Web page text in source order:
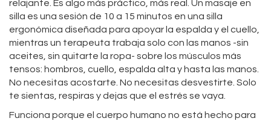
relajante. Es algo más práctico, más real. Un masaje en
silla es una sesión de 10 a 15 minutos en una silla
ergonómica diseñada para apoyar la espalda y el cuello,
mientras un terapeuta trabaja solo con las manos -sin
aceites, sin quitarte la ropa- sobre los músculos más
tensos: hombros, cuello, espalda alta y hasta las manos.
No necesitas acostarte. No necesitas desvestirte. Solo
te sientas, respiras y dejas que el estrés se vaya.
Funciona porque el cuerpo humano no está hecho para